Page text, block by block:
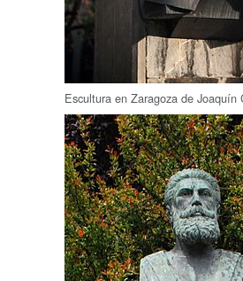
Escultura en Zaragoza de Joaquín